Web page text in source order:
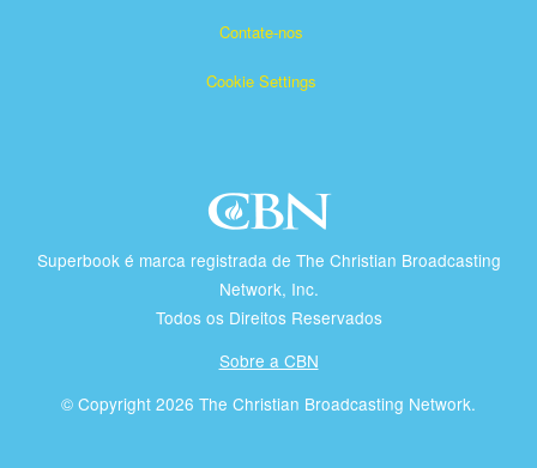
Contate-nos
Cookie Settings
Superbook é marca registrada de The Christian Broadcasting
Network, Inc.
Todos os Direitos Reservados
Sobre a CBN
© Copyright 2026 The Christian Broadcasting Network.